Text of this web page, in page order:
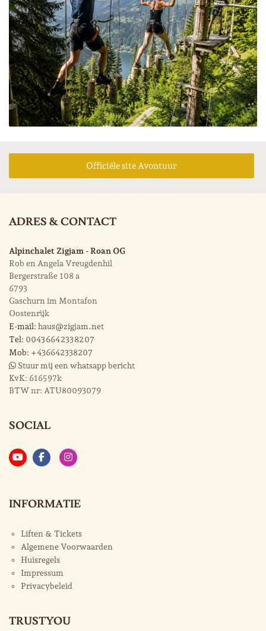
Officiële site Avontuur
ADRES & CONTACT
Alpinchalet Zigjam - Roan OG
Rob en Angela Vreugdenhil
Bergerstraße 108 a
6793
Gaschurn im Montafon
Oostenrijk
E-mail: haus@zigjam.net
Tel: 0043 664 233 82 07
Mob: +436642338207
Stuur mij een whatsapp bericht
KvK: 616597k
BTW nr: ATU80093079
SOCIAL
INFORMATIE
Liften & Tickets
Algemene Voorwaarden
Huisregels
Impressum
Privacybeleid
TRUSTYOU